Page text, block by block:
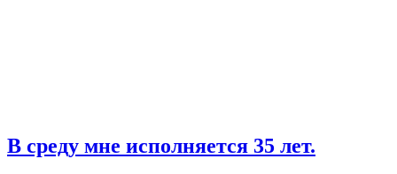
В среду мне исполняется 35 лет.